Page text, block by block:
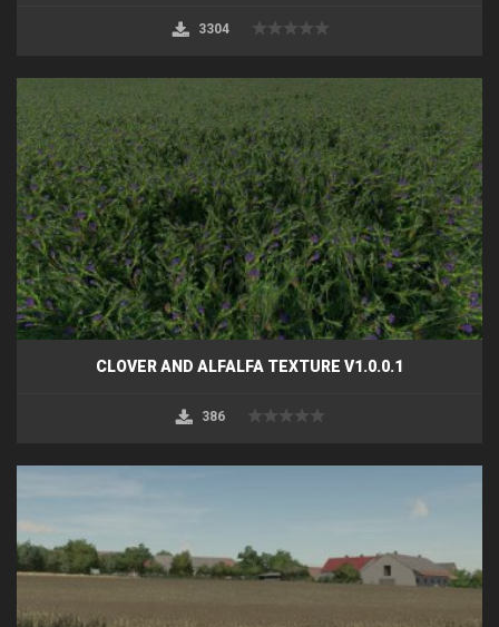
3304
CLOVER AND ALFALFA TEXTURE V1.0.0.1
386